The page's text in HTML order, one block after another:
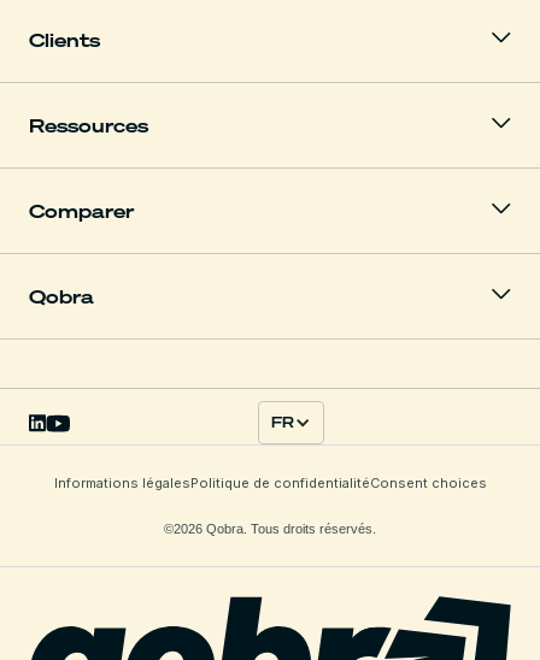
Clients
Ressources
Comparer
Qobra
©2026 Qobra. Tous droits réservés.
Informations légalesPolitique de confidentialitéConsent choices
FR